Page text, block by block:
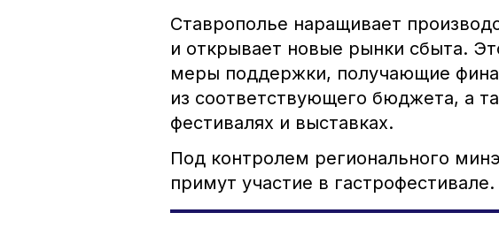
Ставрополье наращивает
и открывает новые рынки сбыта.
меры поддержки, получающие
из соответствующего бюджета, а
фестивалях и выставках.
Под контролем регионального
примут участие в гастрофестивале.